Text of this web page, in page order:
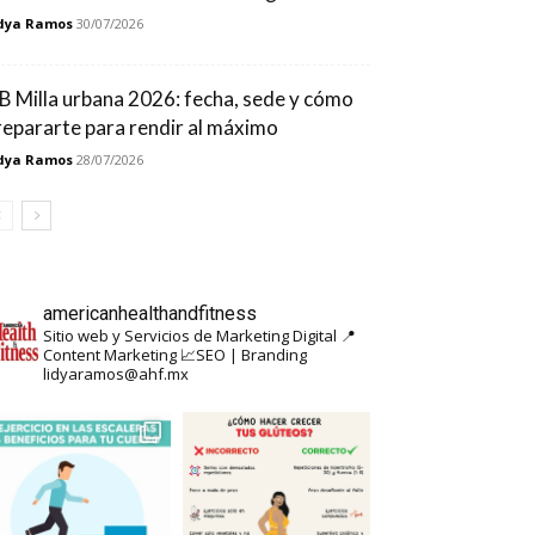
Ramos30/07/2026
Milla urbana 2026: fecha, sede y cómo
para rendir al máximo
Ramos28/07/2026
americanhealthandfitness
Sitio web y Servicios de Marketing Digital 📍
Content Marketing 📈SEO | Branding
lidyaramos@ahf.mx